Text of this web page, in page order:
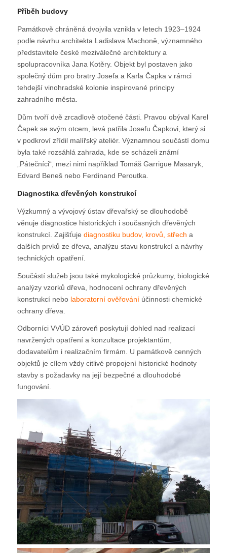
Příběh budovy
Památkově chráněná dvojvila vznikla v letech 1923–1924
podle návrhu architekta Ladislava Machoně, významného
představitele české meziválečné architektury a
spolupracovníka Jana Kotěry. Objekt byl postaven jako
společný dům pro bratry Josefa a Karla Čapka v rámci
tehdejší vinohradské kolonie inspirované principy
zahradního města.
Dům tvoří dvě zrcadlově otočené části. Pravou obýval Karel
Čapek se svým otcem, levá patřila Josefu Čapkovi, který si
v podkroví zřídil malířský ateliér. Významnou součástí domu
byla také rozsáhlá zahrada, kde se scházeli známí
„Pátečníci“, mezi nimi například Tomáš Garrigue Masaryk,
Edvard Beneš nebo Ferdinand Peroutka.
Diagnostika dřevěných konstrukcí
Výzkumný a vývojový ústav dřevařský se dlouhodobě
věnuje diagnostice historických i současných dřevěných
konstrukcí. Zajišťuje diagnostiku budov, krovů, střech a
dalších prvků ze dřeva, analýzu stavu konstrukcí a návrhy
technických opatření.
Součástí služeb jsou také mykologické průzkumy, biologické
analýzy vzorků dřeva, hodnocení ochrany dřevěných
konstrukcí nebo laboratorní ověřováníúčinnosti chemické
ochrany dřeva.
Odborníci VVÚD zároveň poskytují dohled nad realizací
navržených opatření a konzultace projektantům,
dodavatelům i realizačním firmám. U památkově cenných
objektů je cílem vždy citlivé propojení historické hodnoty
stavby s požadavky na její bezpečné a dlouhodobé
fungování.